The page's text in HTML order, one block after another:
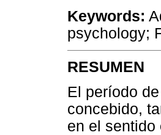
Keywords:
psychology;
RESUMEN
El período
concebido,
en el sentido